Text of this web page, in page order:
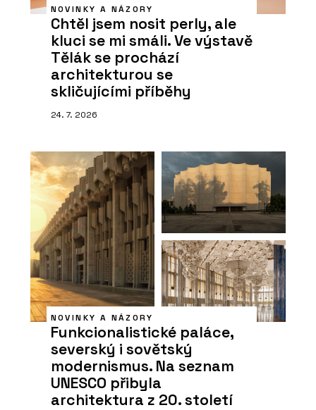
NOVINKY A NÁZORY
Chtěl jsem nosit perly, ale
kluci se mi smáli. Ve výstavě
Tělák se prochází
architekturou se
skličujícími příběhy
24. 7. 2026
NOVINKY A NÁZORY
Funkcionalistické paláce,
severský i sovětský
modernismus. Na seznam
UNESCO přibyla
architektura z 20. století